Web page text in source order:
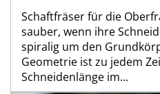
Schaftfräser für die
sauber, wenn ihre
spiralig um den
Geometrie ist zu jedem
Schneidenlänge im...